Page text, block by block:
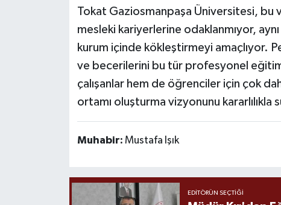
Tokat Gaziosmanpaşa Üniversitesi, bu
mesleki kariyerlerine odaklanmıyor,
kurum içinde kökleştirmeyi amaçlıyor.
ve becerilerini bu tür profesyonel
çalışanlar hem de öğrenciler için çok
ortamı oluşturma vizyonunu kararlılıkla
Muhabir: Mustafa Işık
EDITÖRÜN SEÇTIĞI